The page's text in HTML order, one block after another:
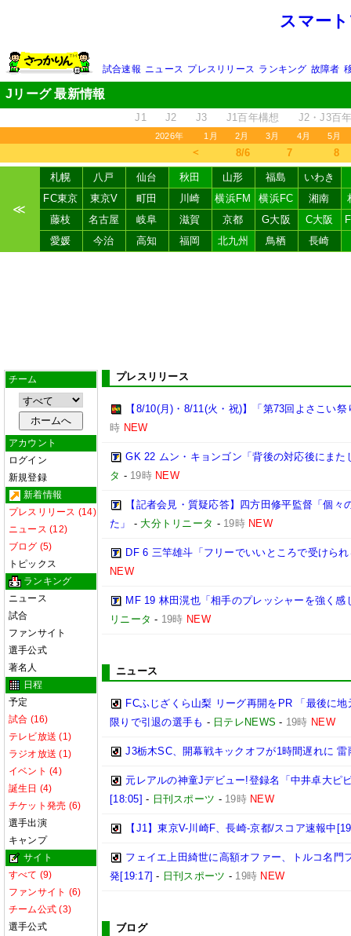
スマー
試合速報 ニュース プレスリリース ランキング 故障者
Jリーグ 最新情報
J1 J2 J3 J1百年構想 J2・J3百
2026年 1月 2月 3月 4月 5月
＜ 8/6 7 8
≪
札幌 八戸 仙台 秋田 山形 福島
いわき
FC東京
東京V 町田 川崎 横浜FM 横浜FC 湘南
藤枝
名古屋 岐阜 滋賀 京都 G大阪 C大阪
愛媛
今治 高知 福岡 北九州 鳥栖 長崎
チーム
アカウント
ログイン
新規登録
新着情報
プレスリリース (14)
ニュース (12)
ブログ (5)
トピックス
ランキング
ニュース
試合
ファンサイト
選手公式
著名人
日程
予定
試合 (16)
テレビ放送 (1)
ラジオ放送 (1)
イベント (4)
誕生日 (4)
チケット発売 (6)
選手出演
キャンプ
サイト
すべて (9)
ファンサイト (6)
チーム公式 (3)
選手公式
プレスリリース
【8/10(月)・8/11(火・祝)】「第73回よさこい
時 NEW
GK 22 ムン・キョンゴン「背後の対応後にま
タ - 19時 NEW
【記者会見・質疑応答】四方田修平監督「個
た」
- 大分トリニータ - 19時 NEW
DF 6 三竿雄斗「フリーでいいところで受けら
NEW
MF 19 林田滉也「相手のプレッシャーを強く
リニータ - 19時 NEW
ニュース
FCふじざくら山梨 リーグ再開をPR 「最後に
限りで引退の選手も - 日テレNEWS - 19時 NEW
J3栃木SC、開幕戦キックオフが1時間遅れに 雷
元レアルの神童Jデビュー!登録名「中井卓大ピ
[18:05] - 日刊スポーツ - 19時 NEW
【J1】東京V-川崎F、長崎-京都/スコア速報中
フェイエ上田綺世に高額オファー、トルコ名
発[19:17] - 日刊スポーツ - 19時 NEW
ブログ